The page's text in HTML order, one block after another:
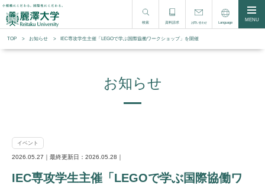
検索 資料請求 お問い合わせ Language MENU
TOP お知らせ IEC専攻学生主催「LEGOで学ぶ国際協働ワークショップ」を開催
お知らせ
イベント
2026.05.27｜最終更新日：2026.05.28｜
IEC専攻学生主催「LEGOで学ぶ国際協働ワ